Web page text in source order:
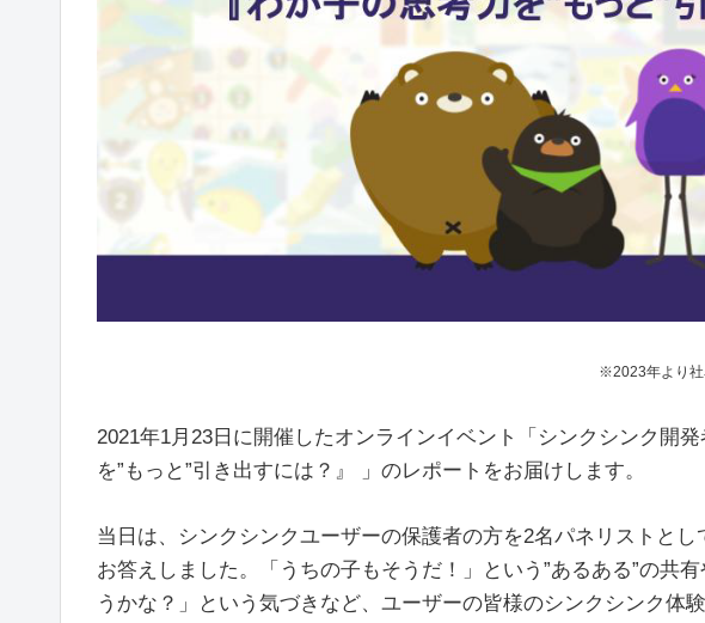
※2023年より社
2021年1月23日に開催したオンラインイベント「シンクシンク開
を”もっと”引き出すには？』 」のレポートをお届けします。
当日は、シンクシンクユーザーの保護者の方を2名パネリストと
お答えしました。「うちの子もそうだ！」という”あるある”の共
うかな？」という気づきなど、ユーザーの皆様のシンクシンク体